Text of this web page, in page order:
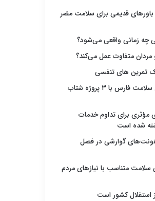
باورهای قدیمی برای سلامت مضر
زمانی واقعی می‌شود؟
مردان متفاوت عمل می‌کند؟
تمرین های تنفسی
توسعه زیرساخت‌های سلامت فارس با ۳ پروژه شتاب
مؤثری برای تداوم خدمات
شده است
گوارشی در فصل
متناسب با نیازهای مردم
استقلال کشور است